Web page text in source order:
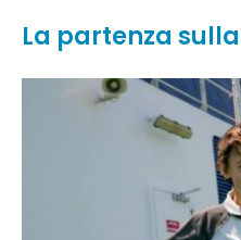
La partenza